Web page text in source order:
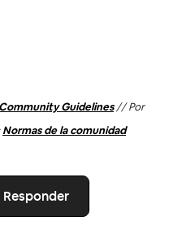
Community Guidelines// Por
Normas de la comunidad
Responder